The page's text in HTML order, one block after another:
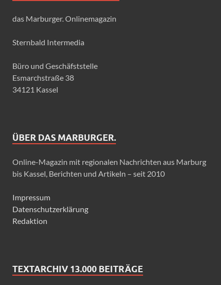
das Marburger. Onlinemagazin
Sternbald Intermedia
Büro und Geschäfststelle
Esmarchstraße 38
34121 Kassel
ÜBER DAS MARBURGER.
Online-Magazin mit regionalen Nachrichten aus Marburg
bis Kassel, Berichten und Artikeln – seit 2010
Impressum
Datenschutzerklärung
Redaktion
TEXTARCHIV 13.000 BEITRÄGE